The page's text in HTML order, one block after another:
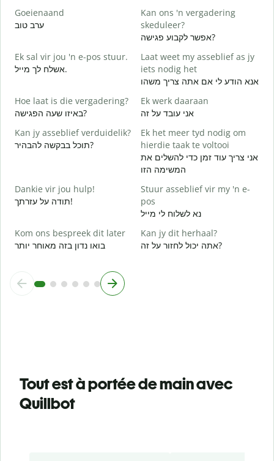
Goeienaand
ערב טוב
Kan ons 'n vergadering
skeduleer?
אפשר לקבוע פגישה?
Ek sal vir jou 'n e-pos stuur.
אשלח לך מייל.
Laat weet my asseblief as jy
iets nodig het
אנא הודע לי אם אתה צריך משהו
Hoe laat is die vergadering?
באיזו שעה הפגישה?
Ek werk daaraan
אני עובד על זה
Kan jy asseblief verduidelik?
תוכל בבקשה להבהיר?
Ek het meer tyd nodig om
hierdie taak te voltooi
אני צריך עוד זמן כדי להשלים את
המשימה הזו
Dankie vir jou hulp!
תודה על עזרתך!
Stuur asseblief vir my 'n e-
pos
נא לשלוח לי מייל
Kom ons bespreek dit later
בואו נדון בזה מאוחר יותר
Kan jy dit herhaal?
אתה יכול לחזור על זה?
Tout est à portée de main avec
Quillbot